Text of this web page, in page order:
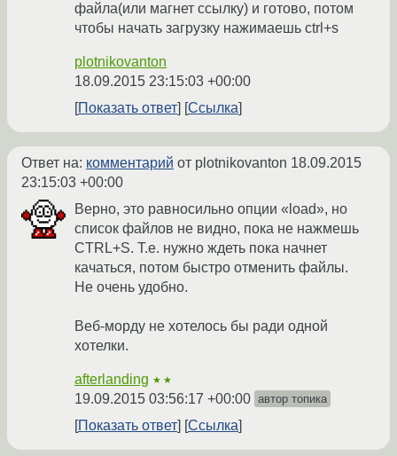
файла(или магнет ссылку) и готово, потом
чтобы начать загрузку нажимаешь ctrl+s
plotnikovanton
18.09.2015 23:15:03 +00:00
Показать ответ
Ссылка
Ответ на: комментарий от plotnikovanton 18.09.2015
23:15:03 +00:00
Верно, это равносильно опции «load», но
список файлов не видно, пока не нажмешь
CTRL+S. Т.е. нужно ждеть пока начнет
качаться, потом быстро отменить файлы.
Не очень удобно.
Веб-морду не хотелось бы ради одной
хотелки.
afterlanding ★★
19.09.2015 03:56:17 +00:00 автор топика
Показать ответ Ссылка